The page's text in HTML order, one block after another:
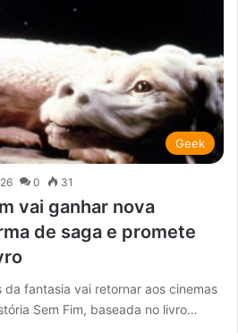
Geek
0 31
vai ganhar nova
de saga e promete
da fantasia vai retornar aos cinemas
Sem Fim, baseada no livro…